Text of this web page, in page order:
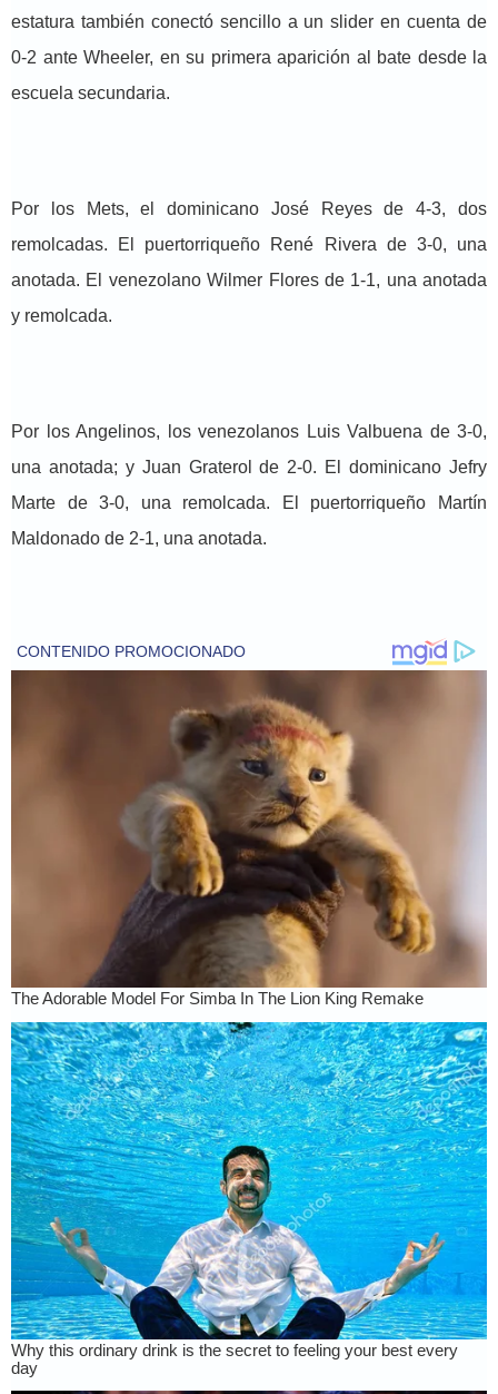
estatura también conectó sencillo a un slider en cuenta de
0-2 ante Wheeler, en su primera aparición al bate desde la
escuela secundaria.
Por los Mets, el dominicano José Reyes de 4-3, dos
remolcadas. El puertorriqueño René Rivera de 3-0, una
anotada. El venezolano Wilmer Flores de 1-1, una anotada
y remolcada.
Por los Angelinos, los venezolanos Luis Valbuena de 3-0,
una anotada; y Juan Graterol de 2-0. El dominicano Jefry
Marte de 3-0, una remolcada. El puertorriqueño Martín
Maldonado de 2-1, una anotada.